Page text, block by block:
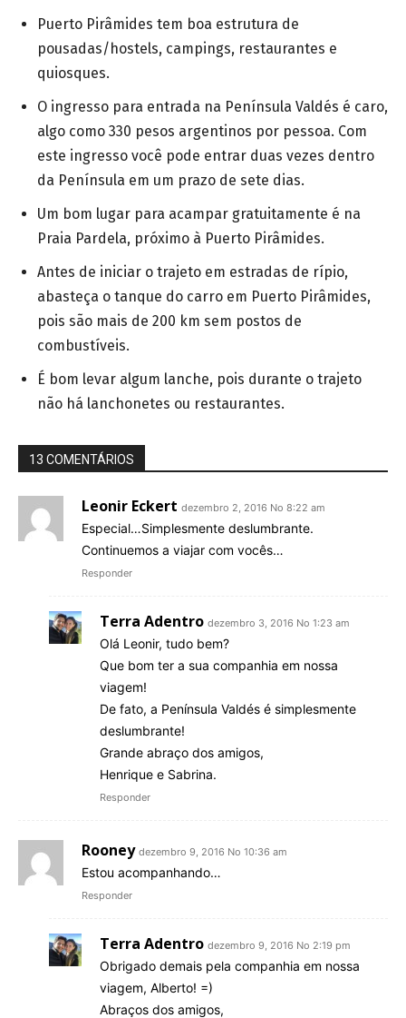
Puerto Pirâmides tem boa estrutura de
pousadas/hostels, campings, restaurantes e
quiosques.
O ingresso para entrada na Península Valdés é caro,
algo como 330 pesos argentinos por pessoa. Com
este ingresso você pode entrar duas vezes dentro
da Península em um prazo de sete dias.
Um bom lugar para acampar gratuitamente é na
Praia Pardela, próximo à Puerto Pirâmides.
Antes de iniciar o trajeto em estradas de rípio,
abasteça o tanque do carro em Puerto Pirâmides,
pois são mais de 200 km sem postos de
combustíveis.
É bom levar algum lanche, pois durante o trajeto
não há lanchonetes ou restaurantes.
13 COMENTÁRIOS
Leonir Eckert dezembro 2, 2016 No 8:22 am
Especial…Simplesmente deslumbrante.
Continuemos a viajar com vocês…
Responder
Terra Adentro dezembro 3, 2016 No 1:23 am
Olá Leonir, tudo bem?
Que bom ter a sua companhia em nossa
viagem!
De fato, a Península Valdés é simplesmente
deslumbrante!
Grande abraço dos amigos,
Henrique e Sabrina.
Responder
Rooney dezembro 9, 2016 No 10:36 am
Estou acompanhando…
Responder
Terra Adentro dezembro 9, 2016 No 2:19 pm
Obrigado demais pela companhia em nossa
viagem, Alberto! =)
Abraços dos amigos,